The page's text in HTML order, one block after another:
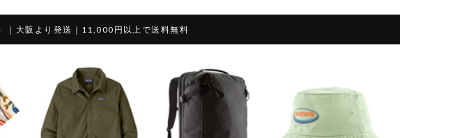
｜大阪より発送｜11,000円以上で送料無料